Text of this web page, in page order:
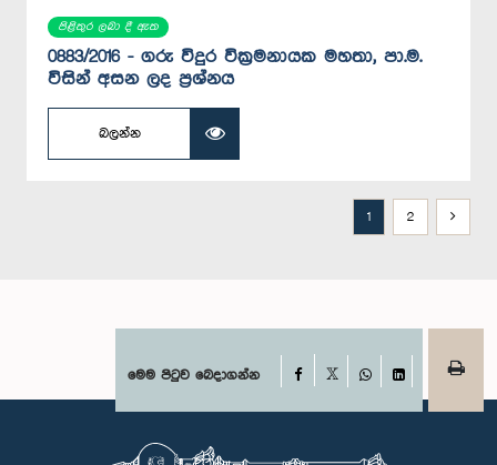
පිළිතුර ලබා දී ඇත
0883/2016 - ගරු විදුර වික්‍රමනායක මහතා, පා.ම.
විසින් අසන ලද ප්‍රශ්නය
බලන්න
1 2
මෙම පිටුව බෙදාගන්න Facebook
WhatsAppLinkedIn